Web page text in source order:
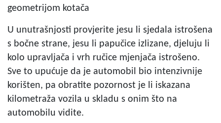
geometrijom kotača
U unutrašnjosti provjerite jesu li sjedala istrošena
s bočne strane, jesu li papučice izlizane, djeluju li
kolo upravljača i vrh ručice mjenjača istrošeno.
Sve to upućuje da je automobil bio intenzivnije
korišten, pa obratite pozornost je li iskazana
kilometraža vozila u skladu s onim što na
automobilu vidite.